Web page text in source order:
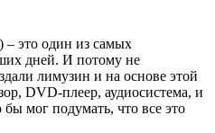
это один из самых
дней. И потому не
лимузин и на основе этой
DVD-плеер, аудиосистема, и
мог подумать, что все это